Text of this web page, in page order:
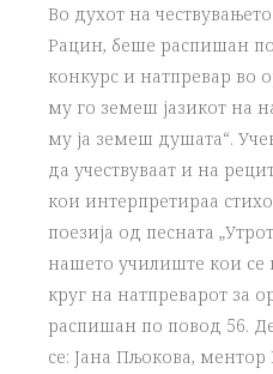
Во духот на
Рацин, беше распишан
конкурс и натпревар во
му го земеш јазикот на
му ја земеш душата“.
да учествуваат и на
кои интерпретираа
поезија од песната
нашето училиште кои се
круг на натпреварот за
распишан по повод 56.
се: Јана Пљокова,